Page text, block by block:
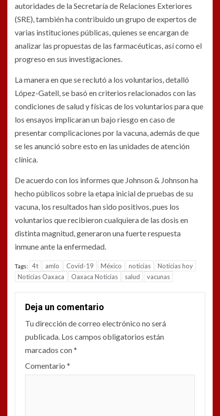
autoridades de la Secretaría de Relaciones Exteriores
(SRE), también ha contribuido un grupo de expertos de
varias instituciones públicas, quienes se encargan de
analizar las propuestas de las farmacéuticas, así como el
progreso en sus investigaciones.
La manera en que se reclutó a los voluntarios, detalló
López-Gatell, se basó en criterios relacionados con las
condiciones de salud y físicas de los voluntarios para que
los ensayos implicaran un bajo riesgo en caso de
presentar complicaciones por la vacuna, además de que
se les anunció sobre esto en las unidades de atención
clínica.
De acuerdo con los informes que Johnson & Johnson ha
hecho públicos sobre la etapa inicial de pruebas de su
vacuna, los resultados han sido positivos, pues los
voluntarios que recibieron cualquiera de las dosis en
distinta magnitud, generaron una fuerte respuesta
inmune ante la enfermedad.
Tags: 4t amlo Covid-19 México noticias
Noticias hoy
Noticias Oaxaca
Oaxaca Noticias salud vacunas
Deja un comentario
Tu dirección de correo electrónico no será
publicada. Los campos obligatorios están
marcados con*
Comentario *